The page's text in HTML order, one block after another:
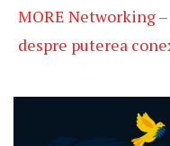
MORE Networking
despre puterea